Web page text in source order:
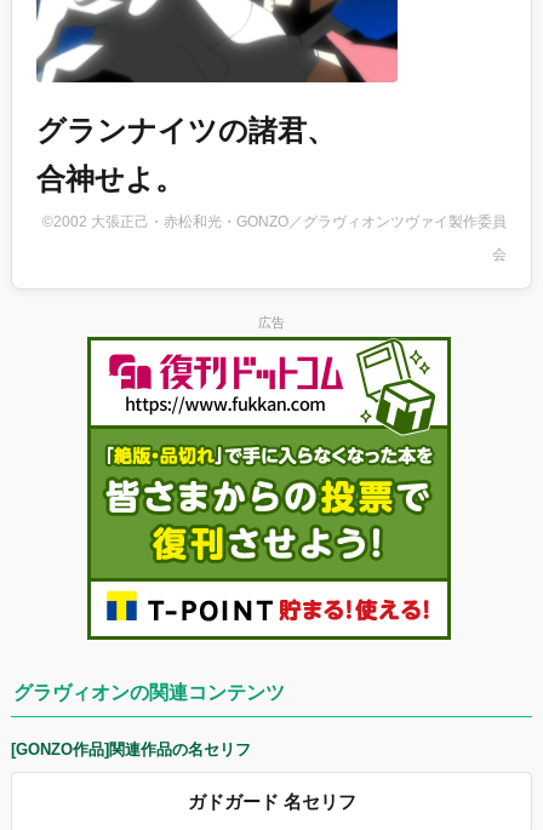
グランナイツの諸君、
合神せよ。
©2002 大張正己・赤松和光・GONZO／グラヴィオンツヴァイ製作委員
会
広告
グラヴィオンの関連コンテンツ
[GONZO作品]関連作品の名セリフ
ガドガード 名セリフ